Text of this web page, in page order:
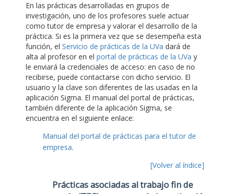
En las prácticas desarrolladas en grupos de
investigación, uno de los profesores suele actuar
como tutor de empresa y valorar el desarrollo de la
práctica. Si es la primera vez que se desempeña esta
función, el Servicio de prácticas de la UVa dará de
alta al profesor en el portal de prácticas de la UVa y
le enviará la credenciales de acceso: en caso de no
recibirse, puede contactarse con dicho servicio. El
usuario y la clave son diferentes de las usadas en la
aplicación Sigma. El manual del portal de prácticas,
también diferente de la aplicación Sigma, se
encuentra en el siguiente enlace:
Manual del portal de prácticas para el tutor de
empresa.
[Volver al índice]
Prácticas asociadas al trabajo fin de